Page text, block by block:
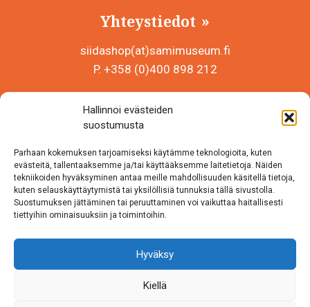
Hallinnoi evästeiden
suostumusta
Parhaan kokemuksen tarjoamiseksi käytämme teknologioita, kuten
evästeitä, tallentaaksemme ja/tai käyttääksemme laitetietoja. Näiden
tekniikoiden hyväksyminen antaa meille mahdollisuuden käsitellä tietoja,
kuten selauskäyttäytymistä tai yksilöllisiä tunnuksia tällä sivustolla.
Suostumuksen jättäminen tai peruuttaminen voi vaikuttaa haitallisesti
tiettyihin ominaisuuksiin ja toimintoihin.
Hyväksy
Kiellä
Yhteystiedot
siidashop(at)samimuseum.fi
P. +358 (0)400 898 212
Y-tunnus 0625907-2
Inarintie 46
99870 Inari
Löydät meidät myös somesta!
Instagram
Facebook